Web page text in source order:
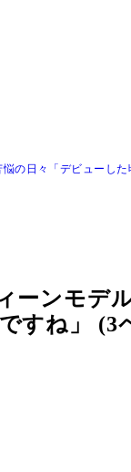
の日々「デビューした
ーンモデ
すね」 (3